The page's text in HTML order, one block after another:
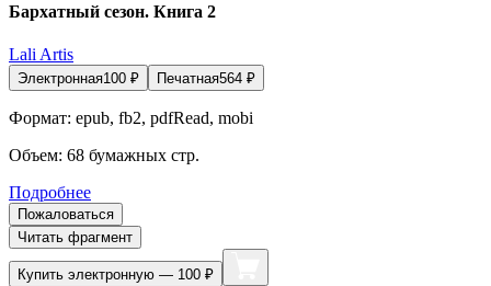
Бархатный сезон. Книга 2
Lali Artis
Электронная100 ₽ Печатная564 ₽
Формат: epub, fb2, pdfRead, mobi
Объем: 68 бумажных стр.
Подробнее
Пожаловаться
Читать фрагмент
Купить электронную — 100 ₽